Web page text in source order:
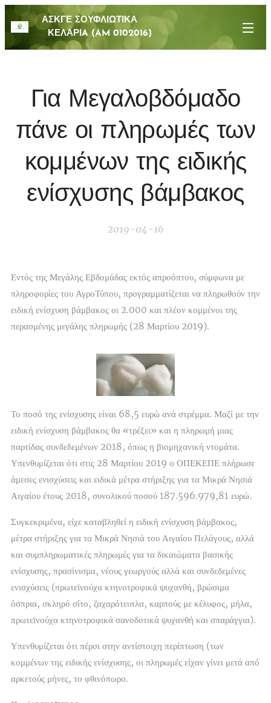
ΑΣΚΓΕ ΣΟΥΦΛΙΩΤΙΚΑ
ΚΕΛΑΡΙA (AM 0102016)
Για Μεγαλοβδόμαδο
πάνε οι πληρωμές των
κομμένων της ειδικής
ενίσχυσης βάμβακος
2019-04-16
Εντός της Μεγάλης Εβδομάδας εκτός απροόπτου, σύμφωνα με
πληροφορίες του ΑγροΤύπου, προγραμματίζεται να πληρωθούν την
ειδική ενίσχυση βάμβακος οι 2.000 και πλέον κομμένοι της
περασμένης μεγάλης πληρωμής (28 Μαρτίου 2019).
Το ποσό της ενίσχυσης είναι 68,5 ευρώ ανά στρέμμα. Μαζί με την
ειδική ενίσχυση βάμβακος θα «τρέξει» και η πληρωμή μιας
παρτίδας συνδεδεμένων 2018, όπως η βιομηχανική ντομάτα.
Υπενθυμίζεται ότι στις 28 Μαρτίου 2019 ο ΟΠΕΚΕΠΕ πλήρωσε
άμεσες ενισχύσεις και ειδικά μέτρα στήριξης για τα Μικρά Νησιά
Αιγαίου έτους 2018, συνολικού ποσού 187.596.979,81 ευρώ.
Συγκεκριμένα, είχε καταβληθεί η ειδική ενίσχυση βάμβακος,
μέτρα στήριξης για τα Μικρά Νησιά του Αιγαίου Πελάγους, αλλά
και συμπληρωματικές πληρωμές για τα δικαιώματα βασικής
ενίσχυσης, πρασίνισμα, νέους γεωργούς αλλά και συνδεδεμένες
ενισχύσεις (πρωτεϊνούχα κτηνοτροφικά ψυχανθή, βρώσιμα
όσπρια, σκληρό σίτο, ζαχαρότευτλα, καρπούς με κέλυφος, μήλα,
πρωτεϊνούχα κτηνοτροφικά σανοδοτικά ψυχανθή και σπαράγγια).
Υπενθυμίζεται ότι πέρσι στην αντίστοιχη περίπτωση (των
κομμένων της ειδικής ενίσχυσης, οι πληρωμές είχαν γίνει μετά από
αρκετούς μήνες, το φθινόπωρο.